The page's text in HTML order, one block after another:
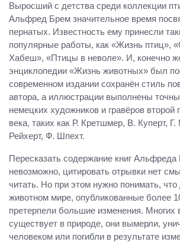
Выросший с детства среди коллекции
Альфред Брем значительное время
пернатых. Известность ему принесли
популярные работы, как «Жизнь птиц»,
Хабеш», «Птицы в неволе». И, конечно
энциклопедии «Жизнь животных» был
современном издании сохранён стиль
автора, а иллюстрации выполнены
немецких художников и гравёров второй
века, таких как Р. Кретшмер, В. Куперт,
Рейхерт, Ф. Шпехт.
Пересказать содержание книг
невозможно, цитировать отрывки нет
читать. Но при этом нужно понимать,
животном мире, опубликованные более
претерпели большие изменения. Многих
существует в природе, они вымерли,
человеком или погибли в результате